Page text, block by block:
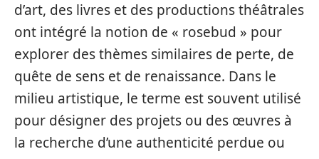
d’art, des livres et des productions théâtrales
ont intégré la notion de « rosebud » pour
explorer des thèmes similaires de perte, de
quête de sens et de renaissance. Dans le
milieu artistique, le terme est souvent utilisé
pour désigner des projets ou des œuvres à
la recherche d’une authenticité perdue ou